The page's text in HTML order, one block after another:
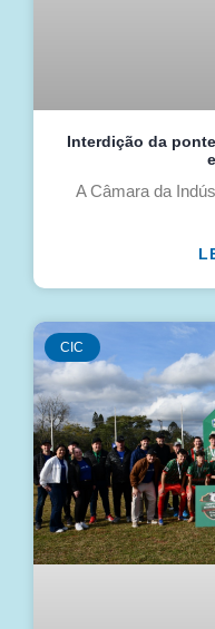
Interdição da
A Câmara da
CIC